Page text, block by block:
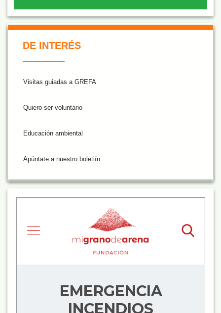
DE INTERÉS
Visitas guiadas a GREFA
Quiero ser voluntario
Educación ambiental
Apúntate a nuestro boletiín